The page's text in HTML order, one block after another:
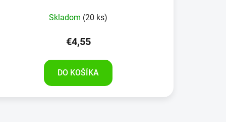
Skladom (20 ks)
€4,55
DO KOŠÍKA